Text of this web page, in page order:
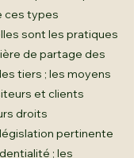
ces types
sont les pratiques
de partage des
tiers ; les moyens
et clients
droits
pertinente
; les